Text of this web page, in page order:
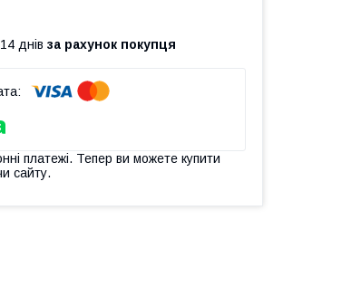
днів за рахунок покупця
платежі. Тепер ви можете купити
сайту.